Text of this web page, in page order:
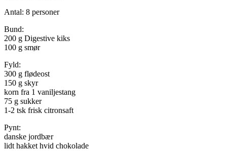
Antal: 8 personer
Bund:
200 g Digestive kiks
100 g smør
Fyld:
300 g flødeost
150 g skyr
korn fra 1 vaniljestang
75 g sukker
1-2 tsk frisk citronsaft
Pynt:
danske jordbær
lidt hakket hvid chokolade